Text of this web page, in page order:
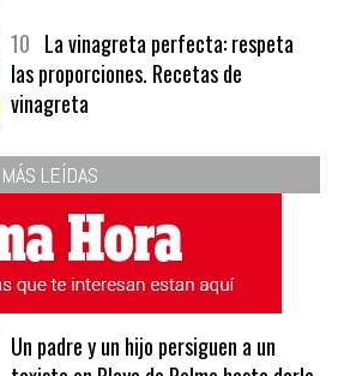
menús
10La vinagreta perfecta: respeta
las proporciones. Recetas de
vinagreta
MÁS LEÍDAS